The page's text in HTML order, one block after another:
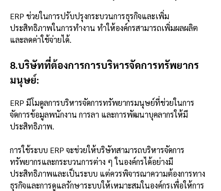
ERP ช่วยในการปรับปรุงกระบวนการธุรกิจและเพิ่ม
ประสิทธิภาพในการทำงาน ทำให้องค์กรสามารถเพิ่มผลผลิต
และลดค่าใช้จ่ายได้.
8.บริษัทที่ต้องการการบริหารจัดการทรัพยากร
มนุษย์:
ERP มีโมดูลการบริหารจัดการทรัพยากรมนุษย์ที่ช่วยในการ
จัดการข้อมูลพนักงาน การลา และการพัฒนาบุคลากรให้มี
ประสิทธิภาพ.
การใช้ระบบ ERP จะช่วยให้บริษัทสามารถบริหารจัดการ
ทรัพยากรและกระบวนการต่าง ๆ ในองค์กรได้อย่างมี
ประสิทธิภาพและเป็นระบบ แต่ควรพิจารณาความต้องการทาง
ธุรกิจและการดูแลรักษาระบบให้เหมาะสมในองค์กรเพื่อให้การ